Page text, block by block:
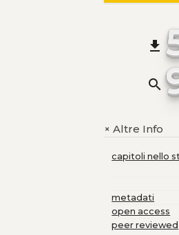
file_download
search
+Altre Info
capitoli nello
metadati
open access
peer reviewed